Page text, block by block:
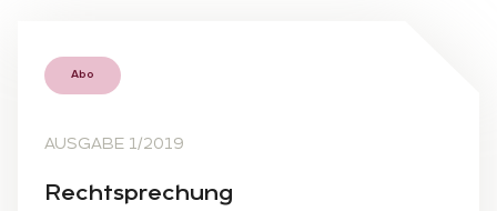
Abo
AUSGABE 1/2019
Recht­spre­chung